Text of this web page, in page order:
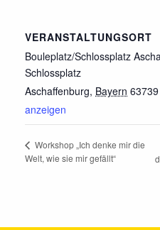
VERANSTALTUNGSORT
Bouleplatz/Schlossplatz
Schlossplatz
Aschaffenburg, Bayern 63739
anzeigen
Workshop „Ich denke mir die
Welt, wie sie mir gefällt“